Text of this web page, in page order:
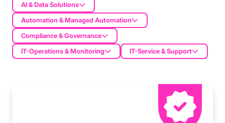
AI & Data Solutions
Automation & Managed Automation
Compliance & Governance
IT-Operations & Monitoring
IT-Service & Support